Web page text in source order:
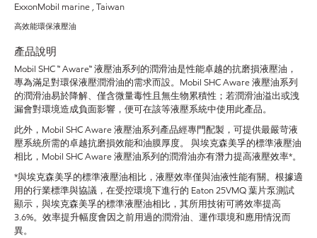
ExxonMobil marine , Taiwan
高效能環保液壓油
產品說明
Mobil SHC ™ Aware™ 液壓油系列的潤滑油是性能卓越的抗磨損液壓油，
專為滿足對環保液壓潤滑油的需求而設。Mobil SHC Aware 液壓油系列
的潤滑油易於降解、僅含微量毒性且無生物累積性；若潤滑油溢出或洩
漏會對環境造成負面影響，便可在該等液壓系統中使用此產品。
此外，Mobil SHC Aware 液壓油系列產品經專門配製，可提供最嚴苛液
壓系統所需的卓越抗磨損效能和油膜厚度。 與埃克森美孚的標準液壓油
相比，Mobil SHC Aware 液壓油系列的潤滑油亦有潛力提高液壓效率*。
*與埃克森美孚的標準液壓油相比，液壓效率僅與油液性能有關。根據適
用的行業標準與協議，在受控環境下進行的 Eaton 25VMQ 葉片泵測試
顯示，與埃克森美孚的標準液壓油相比，其所用技術可將效率提高
3.6%。效率提升幅度會因之前用過的潤滑油、運作環境和應用情況而
異。